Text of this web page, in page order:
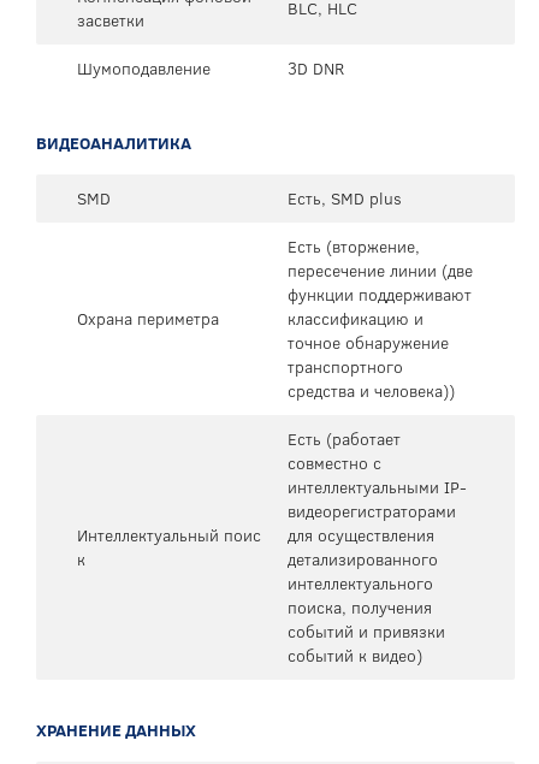
засветки
BLC, HLC
Шумоподавление 3D DNR
ВИДЕОАНАЛИТИКА
SMD Есть, SMD plus
Охрана периметра
Есть (вторжение,
пересечение линии (две
функции поддерживают
классификацию и
точное обнаружение
транспортного
средства и человека))
Интеллектуальный поис
к
Есть (работает
совместно с
интеллектуальными IP-
видеорегистраторами
для осуществления
детализированного
интеллектуального
поиска, получения
событий и привязки
событий к видео)
ХРАНЕНИЕ ДАННЫХ